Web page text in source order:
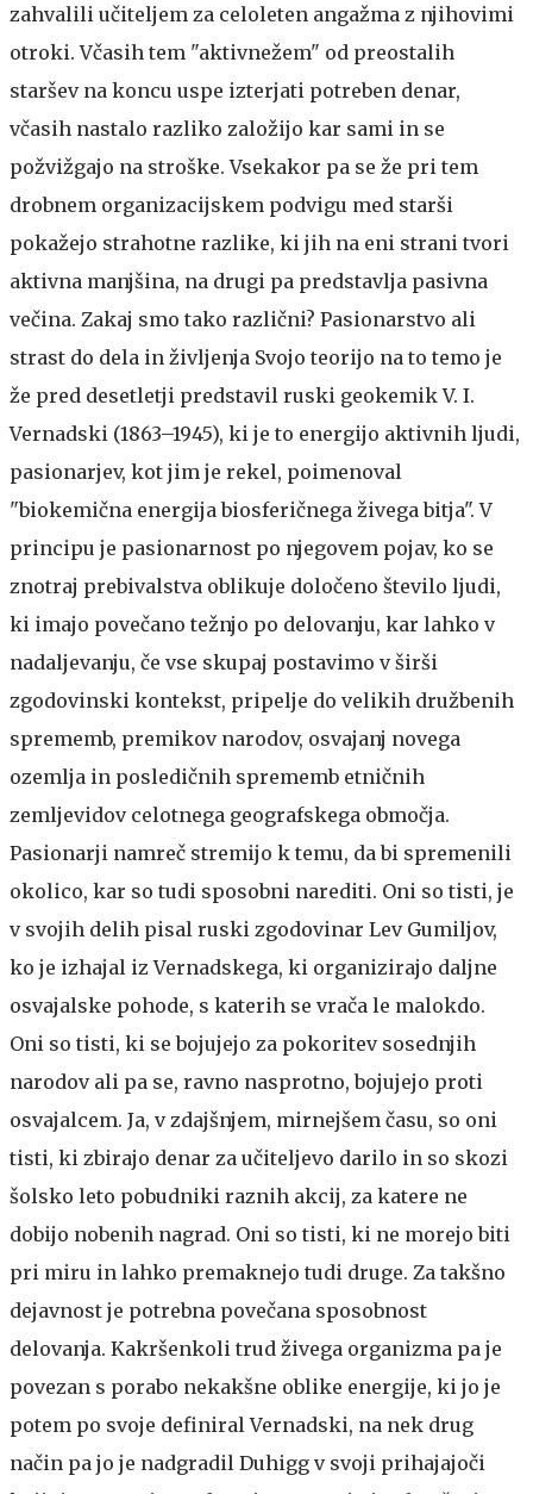
zahvalili učiteljem za celoleten angažma z njihovimi
otroki. Včasih tem "aktivnežem" od preostalih
staršev na koncu uspe izterjati potreben denar,
včasih nastalo razliko založijo kar sami in se
požvižgajo na stroške. Vsekakor pa se že pri tem
drobnem organizacijskem podvigu med starši
pokažejo strahotne razlike, ki jih na eni strani tvori
aktivna manjšina, na drugi pa predstavlja pasivna
večina. Zakaj smo tako različni? Pasionarstvo ali
strast do dela in življenja Svojo teorijo na to temo je
že pred desetletji predstavil ruski geokemik V. I.
Vernadski (1863–1945), ki je to energijo aktivnih ljudi,
pasionarjev, kot jim je rekel, poimenoval
"biokemična energija biosferičnega živega bitja". V
principu je pasionarnost po njegovem pojav, ko se
znotraj prebivalstva oblikuje določeno število ljudi,
ki imajo povečano težnjo po delovanju, kar lahko v
nadaljevanju, če vse skupaj postavimo v širši
zgodovinski kontekst, pripelje do velikih družbenih
sprememb, premikov narodov, osvajanj novega
ozemlja in posledičnih sprememb etničnih
zemljevidov celotnega geografskega območja.
Pasionarji namreč stremijo k temu, da bi spremenili
okolico, kar so tudi sposobni narediti. Oni so tisti, je
v svojih delih pisal ruski zgodovinar Lev Gumiljov,
ko je izhajal iz Vernadskega, ki organizirajo daljne
osvajalske pohode, s katerih se vrača le malokdo.
Oni so tisti, ki se bojujejo za pokoritev sosednjih
narodov ali pa se, ravno nasprotno, bojujejo proti
osvajalcem. Ja, v zdajšnjem, mirnejšem času, so oni
tisti, ki zbirajo denar za učiteljevo darilo in so skozi
šolsko leto pobudniki raznih akcij, za katere ne
dobijo nobenih nagrad. Oni so tisti, ki ne morejo biti
pri miru in lahko premaknejo tudi druge. Za takšno
dejavnost je potrebna povečana sposobnost
delovanja. Kakršenkoli trud živega organizma pa je
povezan s porabo nekakšne oblike energije, ki jo je
potem po svoje definiral Vernadski, na nek drug
način pa jo je nadgradil Duhigg v svoji prihajajoči